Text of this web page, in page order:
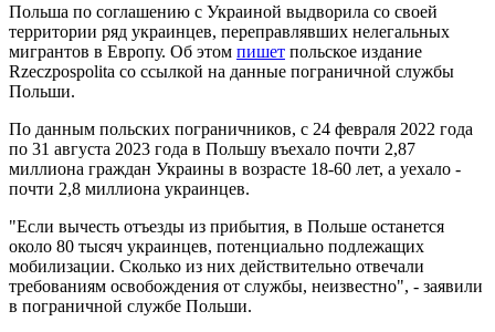
Польша по соглашению с Украиной выдворила со своей
территории ряд украинцев, переправлявших нелегальных
мигрантов в Европу. Об этом пишет польское издание
Rzeczpospolita со ссылкой на данные пограничной службы
Польши.
По данным польских пограничников, с 24 февраля 2022 года
по 31 августа 2023 года в Польшу въехало почти 2,87
миллиона граждан Украины в возрасте 18-60 лет, а уехало -
почти 2,8 миллиона украинцев.
"Если вычесть отъезды из прибытия, в Польше останется
около 80 тысяч украинцев, потенциально подлежащих
мобилизации. Сколько из них действительно отвечали
требованиям освобождения от службы, неизвестно", - заявили
в пограничной службе Польши.